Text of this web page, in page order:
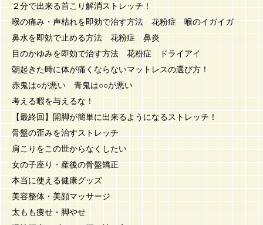
２分で出来る首こり解消ストレッチ！
喉の痛み・声枯れを即効で治す方法 花粉症 喉のイガイガ
鼻水を即効で止める方法 花粉症 鼻炎
目のかゆみを即効で治す方法 花粉症 ドライアイ
朝起きた時に体が痛くならないマットレスの選び方！
赤鬼は○が悪い 青鬼は○○が悪い
考える暇を与えるな！
【最終回】開脚が簡単に出来るようになるストレッチ！
骨盤の歪みを治すストレッチ
肩こりをこの世からなくしたい
女の子座り・産後の骨盤矯正
本当に使える健康グッズ
美容整体・美顔マッサージ
太もも痩せ・脚やせ